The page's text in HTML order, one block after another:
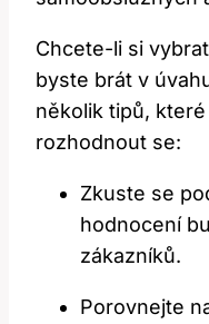
Chcete-li si
byste brát v
několik tipů,
rozhodnout se:
Zkuste se
hodnocení
zákazníků.
Porovnejte